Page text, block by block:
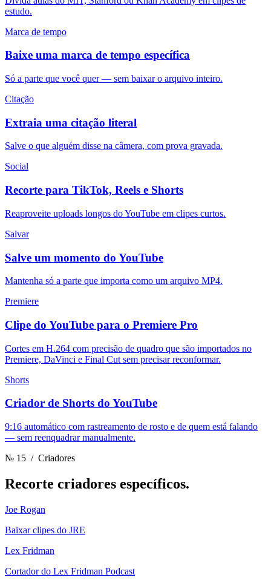
estudo.
Marca de tempo
Baixe uma marca de tempo específica
Só a parte que você quer — sem baixar o arquivo inteiro.
Citação
Extraia uma citação literal
Salve o que alguém disse na câmera, com prova gravada.
Social
Recorte para TikTok, Reels e Shorts
Reaproveite uploads longos do YouTube em clipes curtos.
Salvar
Salve um momento do YouTube
Mantenha só a parte que importa como um arquivo MP4.
Premiere
Clipe do YouTube para o Premiere Pro
Cortes em H.264 com precisão de quadro que são importados no
Premiere, DaVinci e Final Cut sem precisar reconformar.
Shorts
Criador de Shorts do YouTube
9:16 automático com rastreamento de rosto e de quem está falando
— sem reenquadrar manualmente.
№ 15 / Criadores
Recorte criadores específicos.
Joe Rogan
Baixar clipes do JRE
Lex Fridman
Cortador do Lex Fridman Podcast